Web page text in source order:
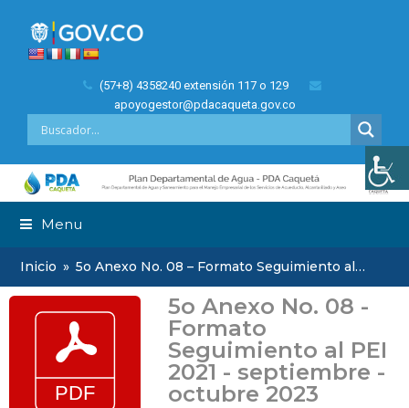
(57+8) 4358240 extensión 117 o 129
apoyogestor@pdacaqueta.gov.co
Menu
Inicio » 5o Anexo No. 08 – Formato Seguimiento al…
5o Anexo No. 08 -
Formato
Seguimiento al PEI
2021 - septiembre -
octubre 2023